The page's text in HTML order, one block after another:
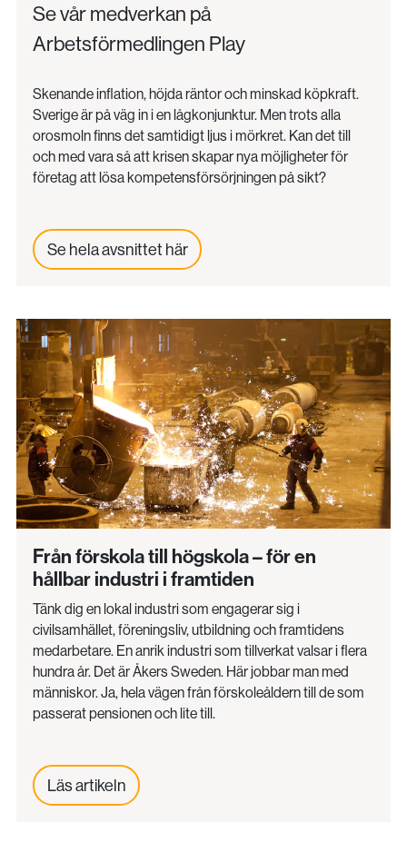
Se vår medverkan på
Arbetsförmedlingen Play
Skenande inflation, höjda räntor och minskad köpkraft.
Sverige är på väg in i en lågkonjunktur. Men trots alla
orosmoln finns det samtidigt ljus i mörkret. Kan det till
och med vara så att krisen skapar nya möjligheter för
företag att lösa kompetensförsörjningen på sikt?
Se hela avsnittet här
Från förskola till högskola – för en
hållbar industri i framtiden
Tänk dig en lokal industri som engagerar sig i
civilsamhället, föreningsliv, utbildning och framtidens
medarbetare. En anrik industri som tillverkat valsar i flera
hundra år. Det är Åkers Sweden. Här jobbar man med
människor. Ja, hela vägen från förskoleåldern till de som
passerat pensionen och lite till.
Läs artikeln